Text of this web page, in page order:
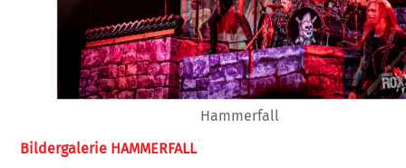
Hammerfall
Bildergalerie HAMMERFALL